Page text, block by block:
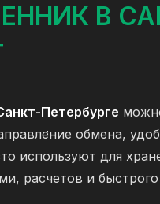
В
Петербурге
обмена,
используют для
расчетов и